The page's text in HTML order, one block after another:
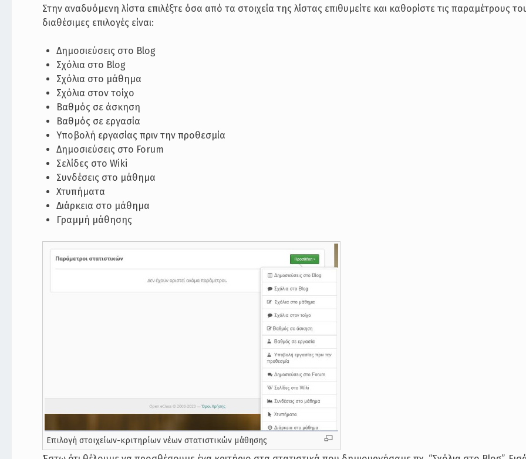
Στην αναδυόμενη λίστα επιλέξτε όσα από τα στοιχεία της λίστας επιθυμείτε και καθορίστε τις παραμέτρους
διαθέσιμες επιλογές είναι:
Δημοσιεύσεις στο Blog
Σχόλια στο Blog
Σχόλια στο μάθημα
Σχόλια στον τοίχο
Βαθμός σε άσκηση
Βαθμός σε εργασία
Υποβολή εργασίας πριν την προθεσμία
Δημοσιεύσεις στο Forum
Σελίδες στο Wiki
Συνδέσεις στο μάθημα
Χτυπήματα
Διάρκεια στο μάθημα
Γραμμή μάθησης
Επιλογή στοιχείων-κριτηρίων νέων στατιστικών μάθησης